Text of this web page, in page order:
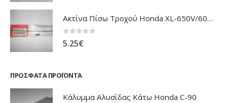
Ακτίνα Πίσω Τροχού Honda XL-650V/600V Transalp
5.25€
ΠΡΌΣΦΑΤΑ ΠΡΟΪΌΝΤΑ
Κάλυμμα Αλυσίδας Κάτω Honda C-90